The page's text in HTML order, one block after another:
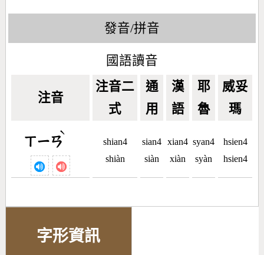
發音/拼音
國語讀音
注音
注音二
式
通
用
漢
語
耶
魯
威妥
瑪
ㄒㄧㄢ
ˋ
shian4
shiàn
sian4
siàn
xian4
xiàn
syan4
syàn
hsien4
hsien4
字形資訊